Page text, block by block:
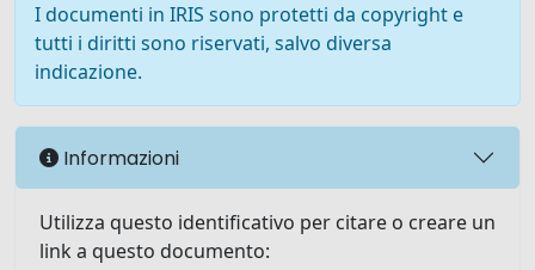
I documenti in IRIS sono protetti da copyright e
tutti i diritti sono riservati, salvo diversa
indicazione.
Informazioni
Utilizza questo identificativo per citare o creare un
link a questo documento: